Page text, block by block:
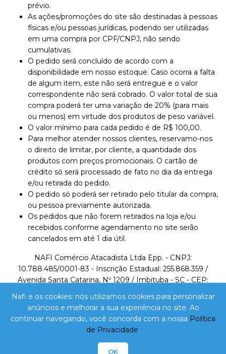
Nafi e os cookies: nós utilizamos cookies para personalizar
anúncios e melhorar a sua experiência no site. Ao
continuar navegando, você concorda com a nossa Política
de Privacidade.
OK
prévio.
As ações/promoções do site são destinadas à pessoas
físicas e/ou pessoas jurídicas, podendo ser utilizadas
em uma compra por CPF/CNPJ, não sendo
cumulativas.
O pedido será concluído de acordo com a
disponibilidade em nosso estoque. Caso ocorra a falta
de algum item, este não será entregue e o valor
correspondente não será cobrado. O valor total de sua
compra poderá ter uma variação de 20% (para mais
ou menos) em virtude dos produtos de peso variável.
O valor mínimo para cada pedido é de R$ 100,00.
Para melhor atender nossos clientes, reservamo-nos
o direito de limitar, por cliente, a quantidade dos
produtos com preços promocionais. O cartão de
crédito só será processado de fato no dia da entrega
e/ou retirada do pedido.
O pedido só poderá ser retirado pelo titular da compra,
ou pessoa previamente autorizada.
Os pedidos que não forem retirados na loja e/ou
recebidos conforme agendamento no site serão
cancelados em até 1 dia útil.
NAFI Comércio Atacadista Ltda Epp. - CNPJ:
10.788.485/0001-83 - Inscrição Estadual: 255.868.359 /
Avenida Santa Catarina, Nº 1209 / Imbituba - SC - CEP:
lojavirtual@nafi.com.br
A VENDA E O CONSUMO DE BEBIDAS ALCOÓLICAS
SÃO PROIBIDOS PARA MENORES DE 18 ANOS.
BEBIDA ALCOÓLICA PODE CAUSAR DEPENDÊNCIA